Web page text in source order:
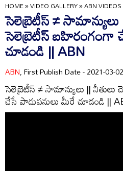
HOME»VIDEO GALLERY»ABN VIDEOS
సెలెబ్రెటీస్ ≠ సామాన్యులు
సెలెబ్రెటీస్ బహిరంగంగా
చూడండి || ABN
ABN, First Publish Date - 2021-03-
సెలెబ్రెటీస్ ≠ సామాన్యులు ||
చేసే పాడుపనులు మీరే చూడండి ||